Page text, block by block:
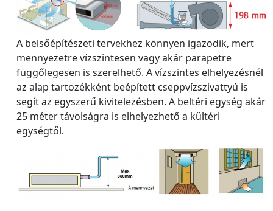
A belsőépítészeti tervekhez könnyen igazodik, mert
mennyezetre vízszintesen vagy akár parapetre
függőlegesen is szerelhető. A vízszintes elhelyezésnél
az alap tartozékként beépített cseppvízszivattyú is
segít az egyszerű kivitelezésben. A beltéri egység akár
25 méter távolságra is elhelyezhető a kültéri
egységtől.